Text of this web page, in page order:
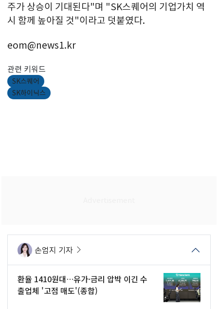
주가 상승이 기대된다"며 "SK스퀘어의 기업가치 역
시 함께 높아질 것"이라고 덧붙였다.
eom@news1.kr
관련 키워드
SK스퀘어
SK하이닉스
손엄지 기자
환율 1410원대…유가·금리 압박 이긴 수
출업체 '고점 매도'(종합)